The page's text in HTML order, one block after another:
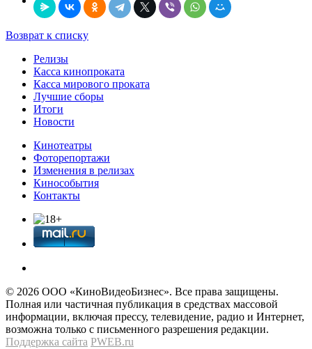
Возврат к списку
Релизы
Касса кинопроката
Касса мирового проката
Лучшие сборы
Итоги
Новости
Кинотеатры
Фоторепортажи
Изменения в релизах
Кинособытия
Контакты
© 2026 OOО «КиноВидеоБизнес». Все права защищены.
Полная или частичная публикация в средствах массовой
информации, включая прессу, телевидение, радио и Интернет,
возможна только с письменного разрешения редакции.
Поддержка сайта PWEB.ru